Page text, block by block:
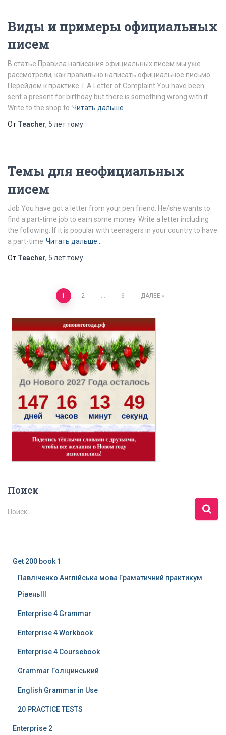
Виды и примеры официальных
писем
В статье Правила написания официальных писем мы уже
рассмотрели, как правильно написать официальное письмо.
Перейдем к практике. I. A Letter of Complaint You have been
sent a present for birthday but there is something wrong with it.
Write to the shop to Читать дальше…
От Teacher, 5 леттому
Темы для неофициальных
писем
Job You have got a letter from your pen friend. He/she wants to
find a part-time job to earn some money. Write a letter including
the following: If it is popular with teenagers in your country to have
a part-time Читать дальше…
От Teacher, 5 леттому
Навигация
по
записям
1 2 … 6 ДАЛЕЕ
Поиск
Н
а
Поиск…
Get 200 book 1
Павліченко Англійська мова Граматичний практикум
РівеньІІІ
Enterprise 4 Grammar
Enterprise 4 Workbook
Enterprise 4 Coursebook
Grammar Голіцинський
English Grammar in Use
20 PRACTICE TESTS
Enterprise 2